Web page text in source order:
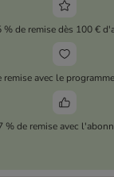
% de remise dès 100 €
remise avec le
% de remise avec